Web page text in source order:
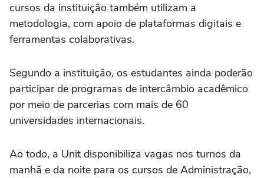
cursos da instituição também utilizam a
metodologia, com apoio de plataformas digitais e
ferramentas colaborativas.
Segundo a instituição, os estudantes ainda poderão
participar de programas de intercâmbio acadêmico
por meio de parcerias com mais de 60
universidades internacionais.
Ao todo, a Unit disponibiliza vagas nos turnos da
manhã e da noite para os cursos de Administração,